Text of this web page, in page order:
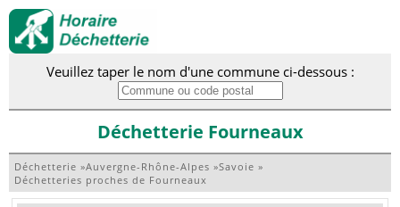
Veuillez taper le nom d'une commune ci-dessous :
Déchetterie Fourneaux
Déchetterie »Auvergne-Rhône-Alpes »Savoie »
Déchetteries proches de Fourneaux